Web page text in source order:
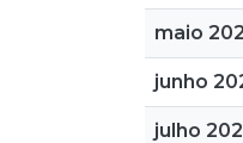
maio
junho
julho